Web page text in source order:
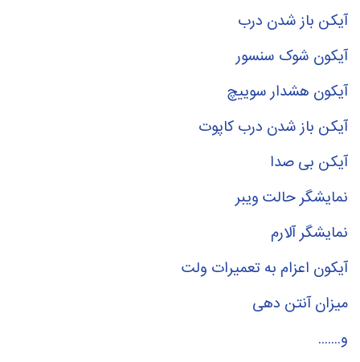
آیکن باز شدن درب
آیکون شوک سنسور
آیکون هشدار سوییچ
آیکن باز شدن درب کاپوت
آیکن بی صدا
نمایشگر حالت ویبر
نمایشگر آلارم
آیکون اعزام به تعمیرات ولت
میزان آنتن دهی
و.......